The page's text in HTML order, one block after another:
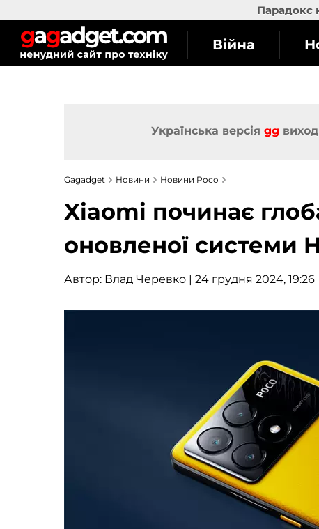
Парадокс
Війна
Українська версія gg
Gagadget Новини Новини Poco
Xiaomi починає
оновленої системи
Автор: Влад Черевко | 24 грудня 2024, 19:26